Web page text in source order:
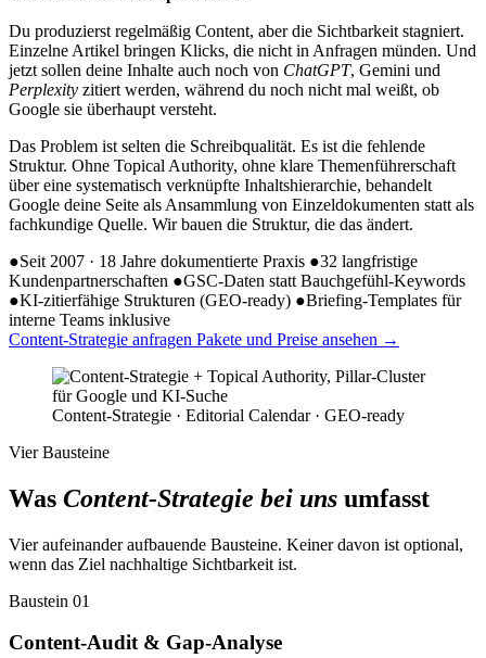
Du produzierst regelmäßig Content, aber die Sichtbarkeit stagniert.
Einzelne Artikel bringen Klicks, die nicht in Anfragen münden. Und
jetzt sollen deine Inhalte auch noch von ChatGPT, Gemini und
Perplexity zitiert werden, während du noch nicht mal weißt, ob
Google sie überhaupt versteht.
Das Problem ist selten die Schreibqualität. Es ist die fehlende
Struktur. Ohne Topical Authority, ohne klare Themenführerschaft
über eine systematisch verknüpfte Inhaltshierarchie, behandelt
Google deine Seite als Ansammlung von Einzeldokumenten statt als
fachkundige Quelle. Wir bauen die Struktur, die das ändert.
●Seit 2007 · 18 Jahre dokumentierte Praxis ●32 langfristige
Kundenpartnerschaften ●GSC-Daten statt Bauchgefühl-Keywords
●KI-zitierfähige Strukturen (GEO-ready) ●Briefing-Templates für
interne Teams inklusive
Content-Strategie anfragen Pakete und Preise ansehen →
Content-Strategie · Editorial Calendar · GEO-ready
Vier Bausteine
Was Content-Strategie bei uns umfasst
Vier aufeinander aufbauende Bausteine. Keiner davon ist optional,
wenn das Ziel nachhaltige Sichtbarkeit ist.
Baustein 01
Content-Audit & Gap-Analyse